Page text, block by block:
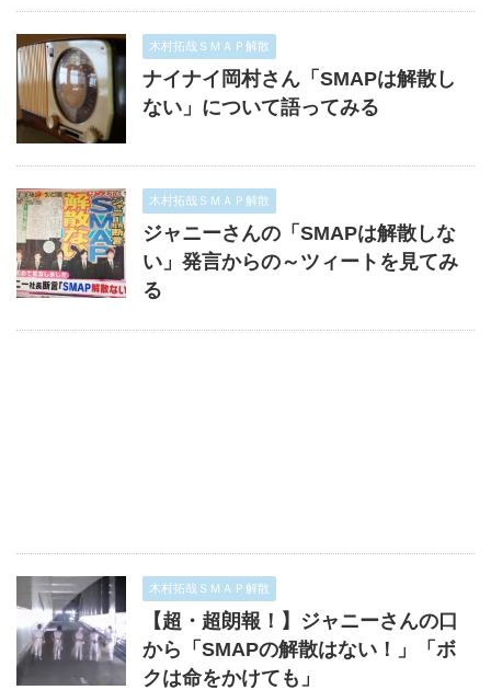
木村拓哉ＳＭＡＰ解散
ナイナイ岡村さん「SMAPは解散し
ない」について語ってみる
木村拓哉ＳＭＡＰ解散
ジャニーさんの「SMAPは解散しな
い」発言からの～ツィートを見てみ
る
木村拓哉ＳＭＡＰ解散
【超・超朗報！】ジャニーさんの口
から「SMAPの解散はない！」「ボ
クは命をかけても」